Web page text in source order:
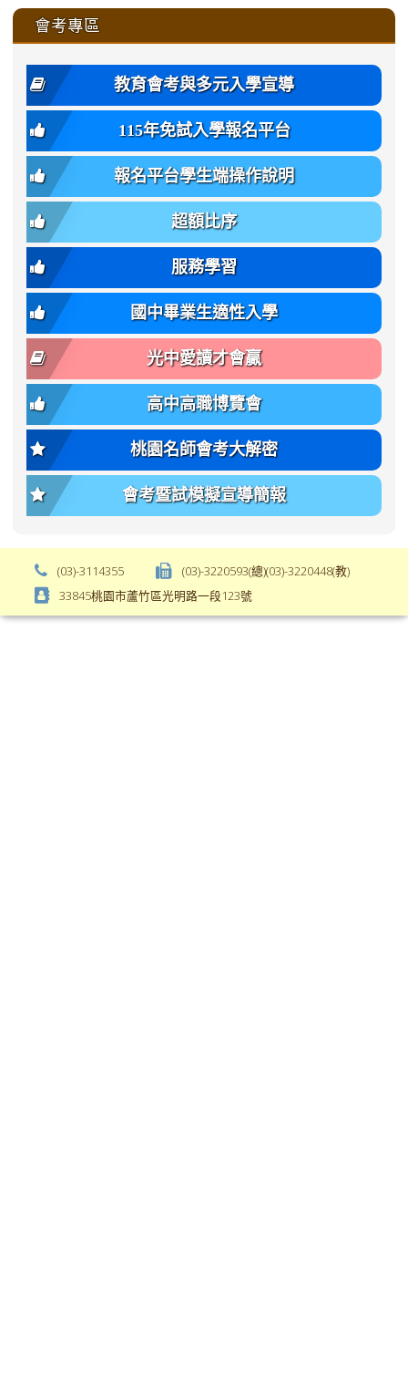
\\\\
style=font-
family:
var(-
-
bs-
body-
font-
family);
font-
size:
var(-
-
bs-
body-
font-
size);
font-
weight:
var(-
-
bs-
body-
weight);
background-
color:
var(-
\
\
\
bs-
body-
bg);
font-
family:
var(-
-
bs-
body-
font-
family);
font-
size:
var(-
-
bs-
body-
font-
size);
font-
weight:
var(-
bs-
body-
font-
weight);
\
affairs/
\
affairs/
\
https://www.gmjh.tyc.edu.tw/
年
度
招
生
簡
章
(二
招).pdf
\
to
體
班
轉
班
簡
章.pdf
\
會考專區
教育會考與多元入學宣導
115年免試入學報名平台
報名平台學生端操作說明
超額比序
服務學習
國中畢業生適性入學
光中愛讀才會贏
高中高職博覽會
桃園名師會考大解密
會考暨試模擬宣導簡報
(03)-3114355
(03)-3220593(總)(03)-3220448(教)
33845桃園市蘆竹區光明路一段123號